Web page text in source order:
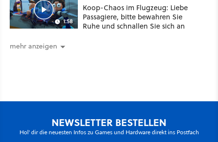
1:58
Koop-Chaos im Flugzeug: Liebe
Passagiere, bitte bewahren Sie
Ruhe und schnallen Sie sich an
mehr anzeigen
NEWSLETTER BESTELLEN
Hol' dir die neuesten Infos zu Games und Hardware direkt ins Postfach